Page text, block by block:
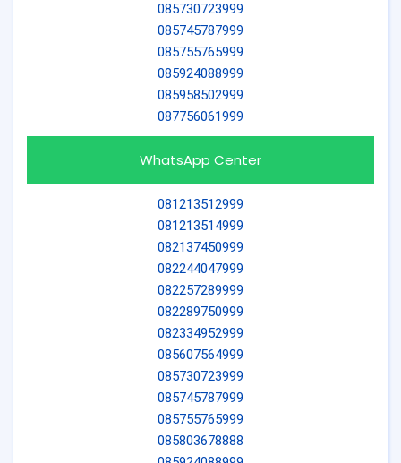
085730723999
085745787999
085755765999
085924088999
085958502999
087756061999
WhatsApp Center
081213512999
081213514999
082137450999
082244047999
082257289999
082289750999
082334952999
085607564999
085730723999
085745787999
085755765999
085803678888